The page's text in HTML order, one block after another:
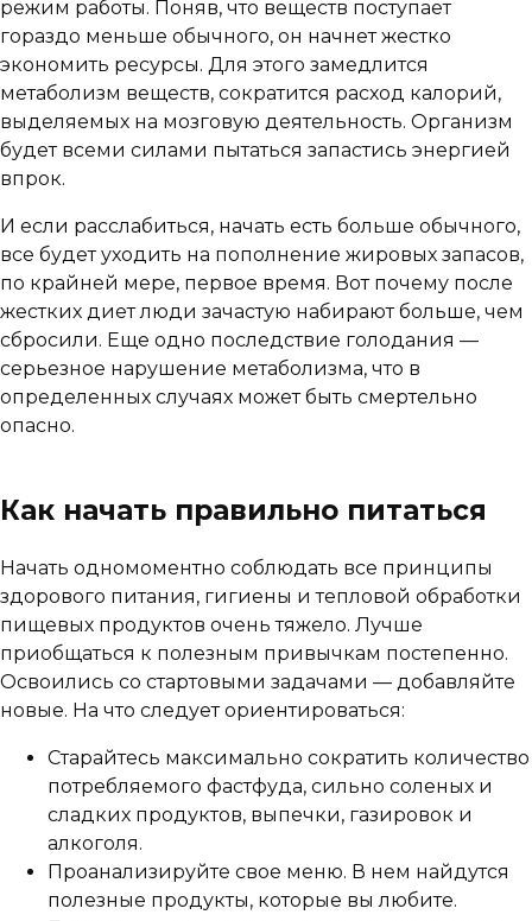
режим работы. Поняв, что веществ поступает
гораздо меньше обычного, он начнет жестко
экономить ресурсы. Для этого замедлится
метаболизм веществ, сократится расход калорий,
выделяемых на мозговую деятельность. Организм
будет всеми силами пытаться запастись энергией
впрок.
И если расслабиться, начать есть больше обычного,
все будет уходить на пополнение жировых запасов,
по крайней мере, первое время. Вот почему после
жестких диет люди зачастую набирают больше, чем
сбросили. Еще одно последствие голодания —
серьезное нарушение метаболизма, что в
определенных случаях может быть смертельно
опасно.
Как начать правильно питаться
Начать одномоментно соблюдать все принципы
здорового питания, гигиены и тепловой обработки
пищевых продуктов очень тяжело. Лучше
приобщаться к полезным привычкам постепенно.
Освоились со стартовыми задачами — добавляйте
новые. На что следует ориентироваться:
Старайтесь максимально сократить количество
потребляемого фастфуда, сильно соленых и
сладких продуктов, выпечки, газировок и
алкоголя.
Проанализируйте свое меню. В нем найдутся
полезные продукты, которые вы любите.